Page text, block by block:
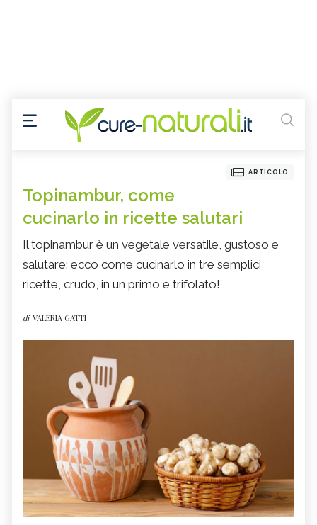
ARTICOLO
Topinambur, come
cucinarlo in ricette salutari
Il topinambur è un vegetale versatile, gustoso e
salutare: ecco come cucinarlo in tre semplici
ricette, crudo, in un primo e trifolato!
di VALERIA GATTI